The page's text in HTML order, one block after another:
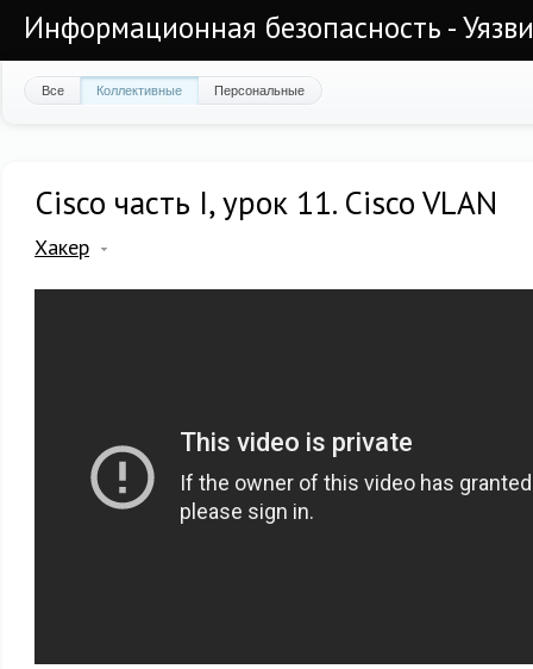
Информационная безопасность -
Все Коллективные Персональные
Cisco часть I, урок 11. Cisco VLAN
Хакер